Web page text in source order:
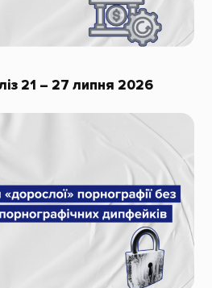
21 – 27 липня 2026